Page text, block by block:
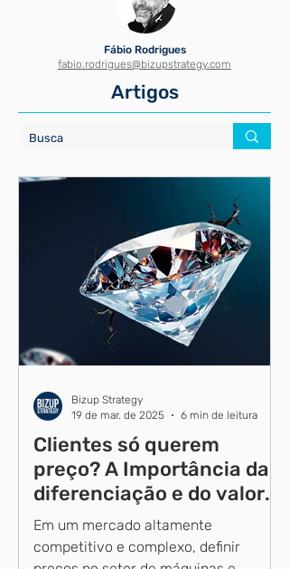
Fábio Rodrigues
fabio.rodrigues@bizupstrategy.com
Artigos
Clientes só querem
preço? A Importância da
diferenciação e do valor
no setor de máquinas e
equipamentos
Em um mercado altamente
competitivo e complexo, definir
Bizup Strategy
19 de mar. de 2025
6 min de leitura